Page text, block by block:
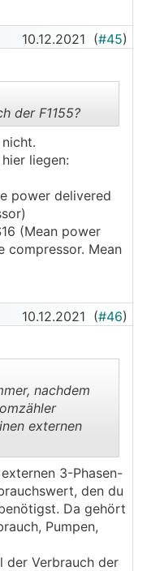
10.12.2021 (#45)
der F1155?
liegen:
power delivered
(Mean power
Mean
10.12.2021 (#46)
nachdem
externen
3-Phasen-
den du
Da gehört
Pumpen,
der Verbrauch der